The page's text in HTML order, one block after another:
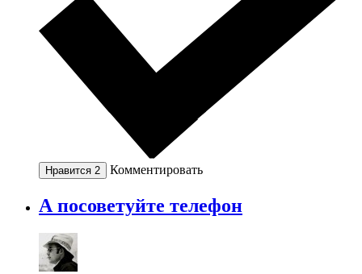
Нравится 2 Комментировать
А посоветуйте телефон